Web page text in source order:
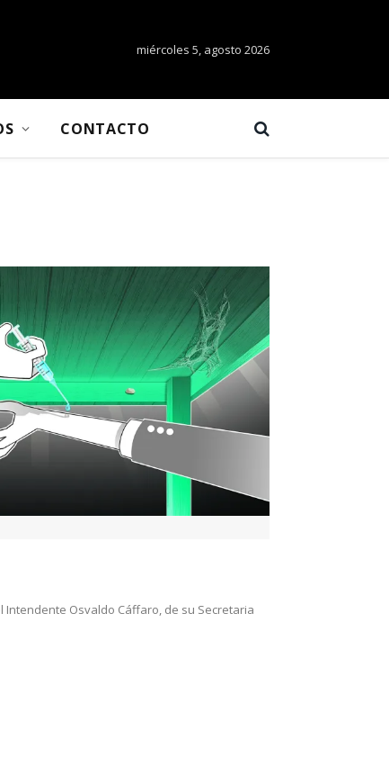
miércoles 5, agosto 2026
CONTACTO
Osvaldo Cáffaro, de su Secretaria